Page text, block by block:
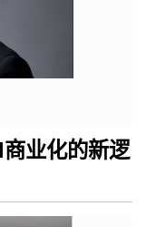
业化的新逻